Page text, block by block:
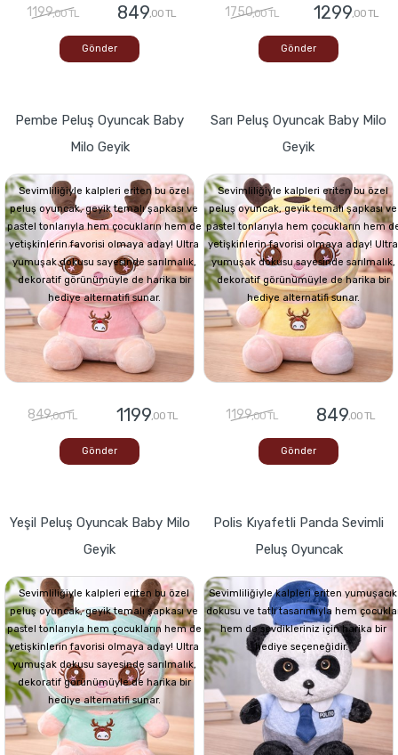
1199,00 TL 849,00 TL
Gönder
1750,00 TL 1299,00 TL
Gönder
Pembe Peluş Oyuncak Baby
Milo Geyik
Sevimliliğiyle kalpleri eriten bu özel
peluş oyuncak, geyik temalı şapkası ve
pastel tonlarıyla hem çocukların hem de
yetişkinlerin favorisi olmaya aday! Ultra
yumuşak dokusu sayesinde sarılmalık,
dekoratif görünümüyle de harika bir
hediye alternatifi sunar.
849,00 TL 1199,00 TL
Gönder
Sarı Peluş Oyuncak Baby Milo
Geyik
Sevimliliğiyle kalpleri eriten bu özel
peluş oyuncak, geyik temalı şapkası ve
pastel tonlarıyla hem çocukların hem
yetişkinlerin favorisi olmaya aday! Ultra
yumuşak dokusu sayesinde sarılmalık,
dekoratif görünümüyle de harika bir
hediye alternatifi sunar.
1199,00 TL 849,00 TL
Gönder
Yeşil Peluş Oyuncak Baby Milo
Geyik
Sevimliliğiyle kalpleri eriten bu özel
peluş oyuncak, geyik temalı şapkası ve
pastel tonlarıyla hem çocukların hem de
yetişkinlerin favorisi olmaya aday! Ultra
yumuşak dokusu sayesinde sarılmalık,
dekoratif görünümüyle de harika bir
hediye alternatifi sunar.
Polis Kıyafetli Panda Sevimli
Peluş Oyuncak
Sevimliliğiyle kalpleri eriten yumuşacık
dokusu ve tatlı tasarımıyla hem
hem de sevdikleriniz için harika bir
hediye seçeneğidir.